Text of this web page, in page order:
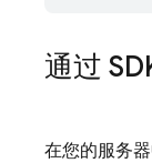
通过
在您的服务